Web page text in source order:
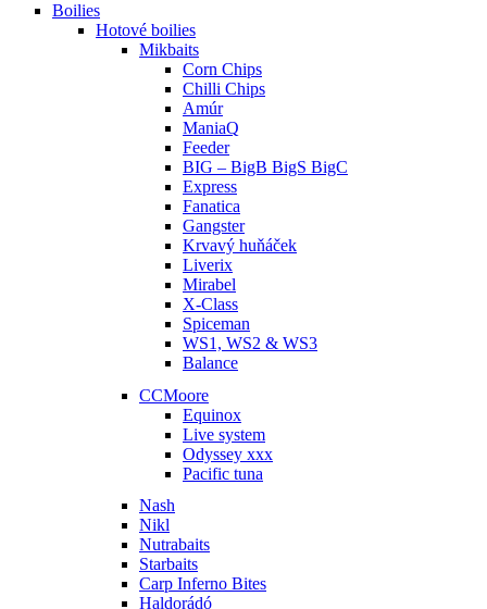
Boilies
Hotové boilies
Mikbaits
Corn Chips
Chilli Chips
Amúr
ManiaQ
Feeder
BIG – BigB BigS BigC
Express
Fanatica
Gangster
Krvavý huňáček
Liverix
Mirabel
X-Class
Spiceman
WS1, WS2 & WS3
Balance
CCMoore
Equinox
Live system
Odyssey xxx
Pacific tuna
Nash
Nikl
Nutrabaits
Starbaits
Carp Inferno Bites
Haldorádó